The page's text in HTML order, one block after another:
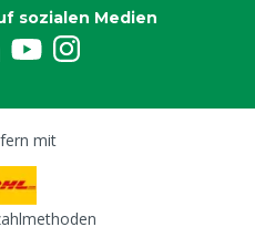
sozialen Medien
mit